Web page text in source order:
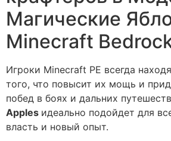
Магические
Minecraft
Игроки Minecraft PE всегда
того, что повысит их мощь и
побед в боях и дальних
Apples идеально подойдет для
власть и новый опыт.